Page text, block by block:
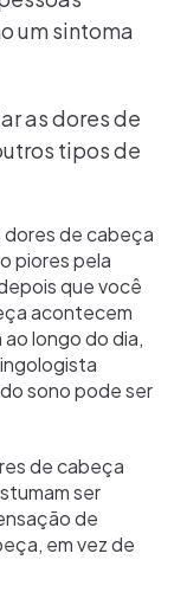
um sintoma
as dores de
tipos de
dores de cabeça
piores pela
que você
acontecem
longo do dia,
sono pode ser
de cabeça
ser
de
em vez de